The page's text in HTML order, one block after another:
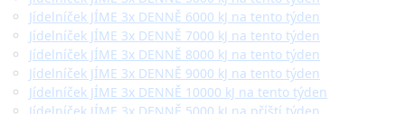
Jídelníček JÍME 3x DENNĚ 6000 kJ na tento týden
Jídelníček JÍME 3x DENNĚ 7000 kJ na tento týden
Jídelníček JÍME 3x DENNĚ 8000 kJ na tento týden
Jídelníček JÍME 3x DENNĚ 9000 kJ na tento týden
Jídelníček JÍME 3x DENNĚ 10000 kJ na tento týden